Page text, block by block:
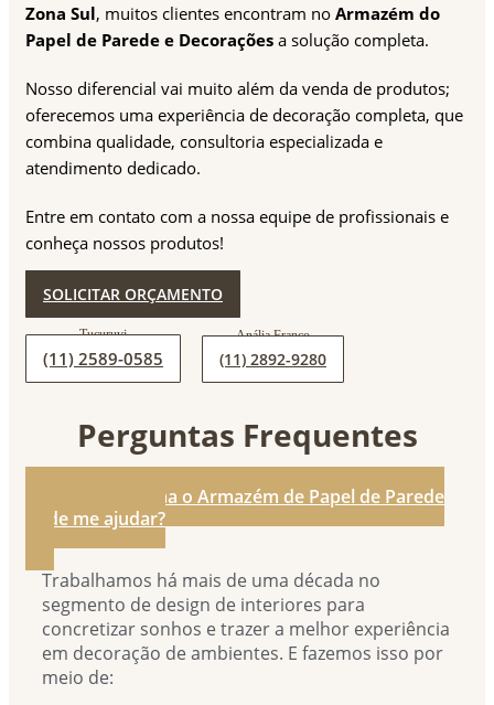
Zona Sul, muitos clientes encontram no Armazém do
Papel de Parede e Decorações a solução completa.
Nosso diferencial vai muito além da venda de produtos;
oferecemos uma experiência de decoração completa, que
combina qualidade, consultoria especializada e
atendimento dedicado.
Entre em contato com a nossa equipe de profissionais e
conheça nossos produtos!
SOLICITAR ORÇAMENTO
(11) 2589-0585 (11) 2892-9280
Perguntas Frequentes
1. De que forma o Armazém de Papel de Parede
pode me ajudar?
Trabalhamos há mais de uma década no
segmento de design de interiores para
concretizar sonhos e trazer a melhor experiência
em decoração de ambientes. E fazemos isso por
meio de: